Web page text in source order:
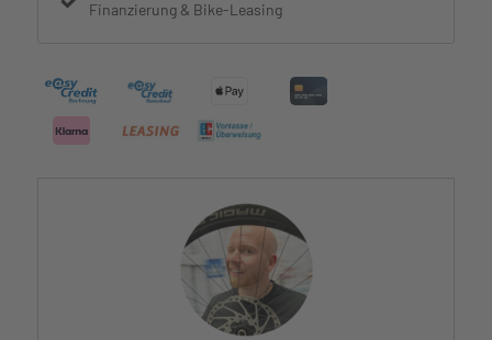
Finanzierung & Bike-Leasing